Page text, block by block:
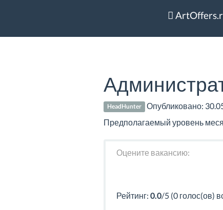
HeadHunter Опубликовано:
Предполагаемый уровень
Оцените вакансию:
Рейтинг: 0.0/5 (0 голос(ов)